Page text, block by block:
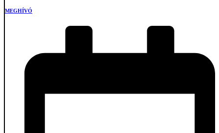
MEGHÍVÓ